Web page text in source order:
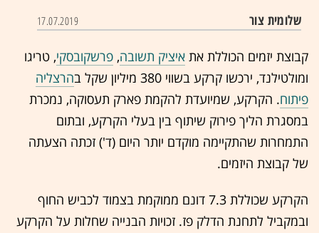
שלומית צור 17.07.2019
קבוצת יזמים הכוללת את איציק תשובה, פרשקובסקי, טריגו
ומולטילנד, ירכשו קרקע בשווי 380 מיליון שקל ב
הרצליה
פיתוח. הקרקע, שמיועדת להקמת פארק תעסוקה, נמכרת
במסגרת הליך פירוק שיתוף בין בעלי הקרקע, ובתום
התמחרות שהתקיימה מוקדם יותר היום (ד') זכתה הצעתה
של קבוצת היזמים.
הקרקע שכוללת 7.3 דונם ממוקמת בצמוד לכביש החוף
ובמקביל לתחנת הדלק פז. זכויות הבנייה שחלות על הקרקע